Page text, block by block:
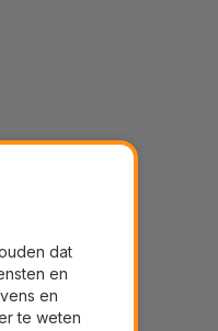
dat
en
en
te weten